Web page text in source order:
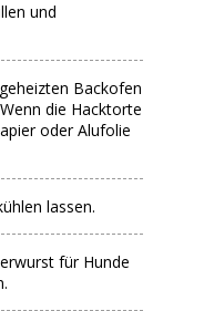
und
Backofen
die Hacktorte
oder Alufolie
lassen.
für Hunde